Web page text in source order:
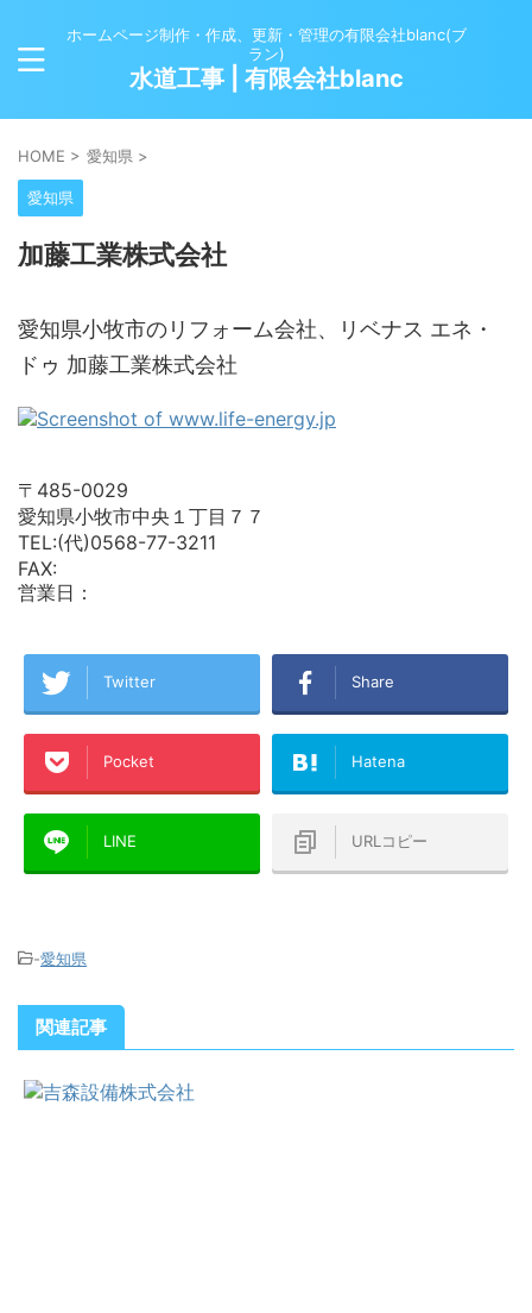
ホームページ制作・作成、更新・管理の有限会社blanc(ブ
ラン)
水道工事 | 有限会社blanc
HOME > 愛知県 >
愛知県
加藤工業株式会社
愛知県小牧市のリフォーム会社、リベナス エネ・
ドゥ 加藤工業株式会社
〒485-0029
愛知県小牧市中央１丁目７７
TEL:(代)0568-77-3211
FAX:
営業日：
Twitter Share
Pocket Hatena
LINE URLコピー
-愛知県
関連記事